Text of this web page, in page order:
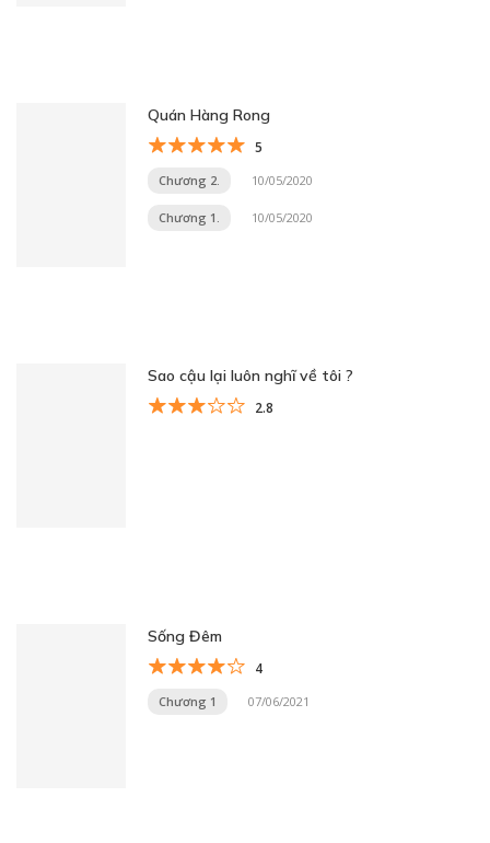
Quán Hàng Rong
5
Chương 2. 10/05/2020
Chương 1. 10/05/2020
Sao cậu lại luôn nghĩ về tôi ?
2.8
Sống Đêm
4
Chương 1 07/06/2021